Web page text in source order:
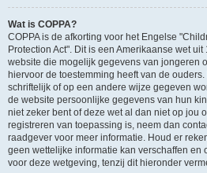
Wat is COPPA?
COPPA is de afkorting voor het Engelse
Protection Act". Dit is een Amerikaanse wet
website die mogelijk gegevens van jongeren
hiervoor de toestemming heeft van de
schriftelijk of op een andere wijze gegeven
de website persoonlijke gegevens van hun
niet zeker bent of deze wet al dan niet op jou
registreren van toepassing is, neem dan
raadgever voor meer informatie. Houd er
geen wettelijke informatie kan verschaffen en
voor deze wetgeving, tenzij dit hieronder